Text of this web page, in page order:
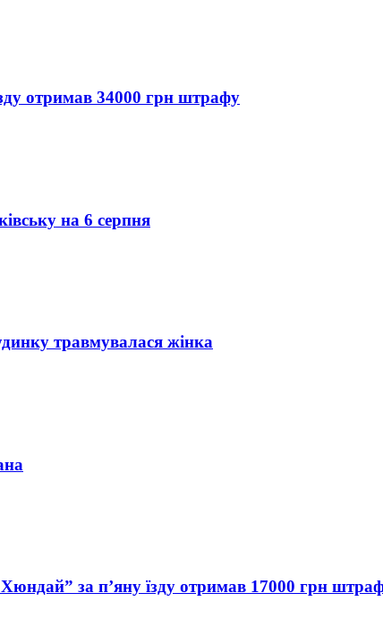
отримав 34000 грн штрафу
на 6 серпня
травмувалася жінка
за п’яну їзду отримав 17000 грн